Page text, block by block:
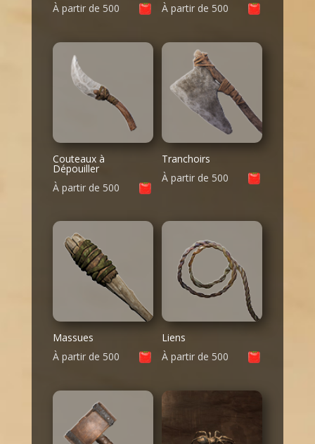
À partir de 500
À partir de 500
Couteaux à
Dépouiller
À partir de 500
Tranchoirs
À partir de 500
Massues
À partir de 500
Liens
À partir de 500